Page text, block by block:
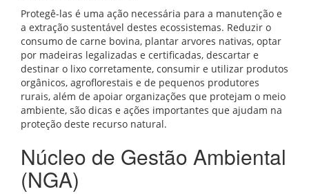
Protegê-las é uma ação necessária para a manutenção e
a extração sustentável destes ecossistemas. Reduzir o
consumo de carne bovina, plantar arvores nativas, optar
por madeiras legalizadas e certificadas, descartar e
destinar o lixo corretamente, consumir e utilizar produtos
orgânicos, agroflorestais e de pequenos produtores
rurais, além de apoiar organizações que protejam o meio
ambiente, são dicas e ações importantes que ajudam na
proteção deste recurso natural.
Núcleo de Gestão Ambiental
(NGA)